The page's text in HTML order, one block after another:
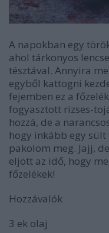
A napokban egy
ahol tárkonyos
tésztával. Annyira
egyből kattogni
fejemben ez a
fogyasztott rizses-
hozzá, de a
hogy inkább egy
pakolom meg. Jajj,
eljött az idő, hogy
főzelékek!
Hozzávalók
3 ek olaj